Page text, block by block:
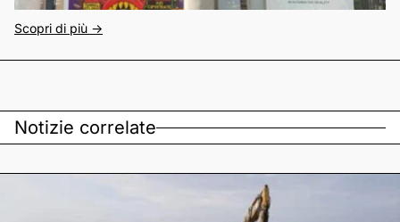
Scopri di più ->
Notizie correlate